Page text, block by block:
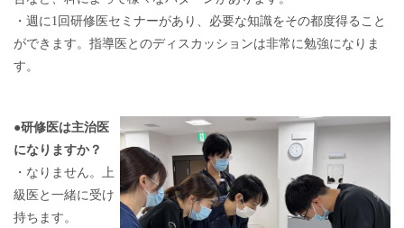
・週に1回研修医セミナーがあり、必要な知識をその都度得ること
ができます。指導医とのディスカッションは非常に勉強になりま
す。
●研修医は主治医
になりますか？
・なりません。上
級医と一緒に受け
持ちます。